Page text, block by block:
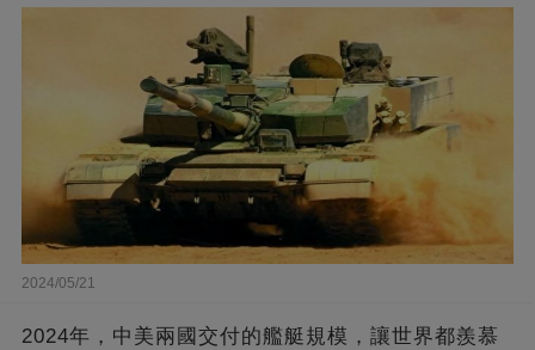
2024/05/21
2024年，中美兩國交付的艦艇規模，讓世界都羨慕